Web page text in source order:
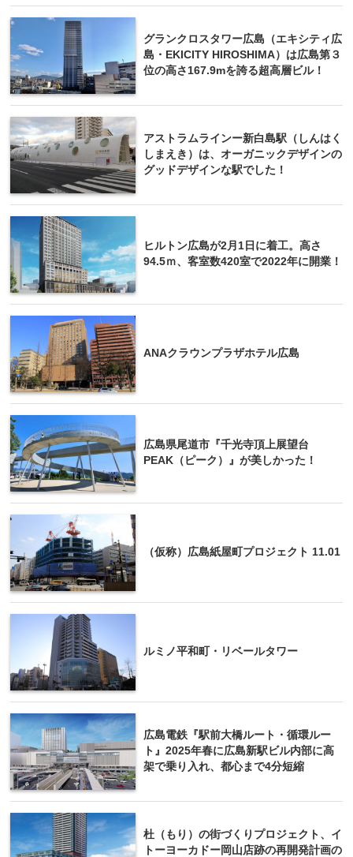
グランクロスタワー広島（エキシティ広
島・EKICITY HIROSHIMA）は広島第３
位の高さ167.9mを誇る超高層ビル！
アストラムラインー新白島駅（しんはく
しまえき）は、オーガニックデザインの
グッドデザインな駅でした！
ヒルトン広島が2月1日に着工。高さ
94.5ｍ、客室数420室で2022年に開業！
ANAクラウンプラザホテル広島
広島県尾道市『千光寺頂上展望台
PEAK（ピーク）』が美しかった！
（仮称）広島紙屋町プロジェクト 11.01
ルミノ平和町・リベールタワー
広島電鉄『駅前大橋ルート・循環ルー
ト』2025年春に広島新駅ビル内部に高
架で乗り入れ、都心まで4分短縮
杜（もり）の街づくりプロジェクト、イ
トーヨーカドー岡山店跡の再開発計画の